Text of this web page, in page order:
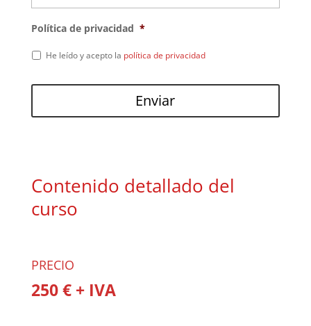
Política de privacidad *
He leído y acepto la política de privacidad
Contenido detallado del
curso
PRECIO
250 € + IVA